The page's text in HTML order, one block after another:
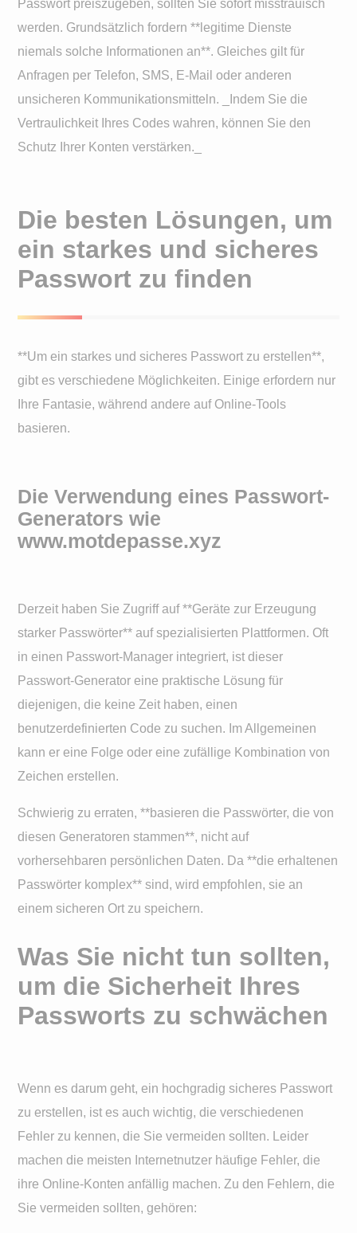
Passwort preiszugeben, sollten Sie sofort misstrauisch
werden. Grundsätzlich fordern **legitime Dienste
niemals solche Informationen an**. Gleiches gilt für
Anfragen per Telefon, SMS, E-Mail oder anderen
unsicheren Kommunikationsmitteln. _Indem Sie die
Vertraulichkeit Ihres Codes wahren, können Sie den
Schutz Ihrer Konten verstärken._
Die besten Lösungen, um
ein starkes und sicheres
Passwort zu finden
**Um ein starkes und sicheres Passwort zu erstellen**,
gibt es verschiedene Möglichkeiten. Einige erfordern nur
Ihre Fantasie, während andere auf Online-Tools
basieren.
Die Verwendung eines Passwort-
Generators wie
www.motdepasse.xyz
Derzeit haben Sie Zugriff auf **Geräte zur Erzeugung
starker Passwörter** auf spezialisierten Plattformen. Oft
in einen Passwort-Manager integriert, ist dieser
Passwort-Generator eine praktische Lösung für
diejenigen, die keine Zeit haben, einen
benutzerdefinierten Code zu suchen. Im Allgemeinen
kann er eine Folge oder eine zufällige Kombination von
Zeichen erstellen.
Schwierig zu erraten, **basieren die Passwörter, die von
diesen Generatoren stammen**, nicht auf
vorhersehbaren persönlichen Daten. Da **die erhaltenen
Passwörter komplex** sind, wird empfohlen, sie an
einem sicheren Ort zu speichern.
Was Sie nicht tun sollten,
um die Sicherheit Ihres
Passworts zu schwächen
Wenn es darum geht, ein hochgradig sicheres Passwort
zu erstellen, ist es auch wichtig, die verschiedenen
Fehler zu kennen, die Sie vermeiden sollten. Leider
machen die meisten Internetnutzer häufige Fehler, die
ihre Online-Konten anfällig machen. Zu den Fehlern, die
Sie vermeiden sollten, gehören: